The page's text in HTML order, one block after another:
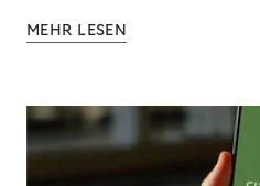
MEHR LESEN